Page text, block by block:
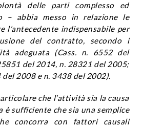
delle parti complesso ed
– abbia messo in relazione le
l’antecedente indispensabile per
del contratto, secondo i
adeguata (Cass. n. 6552 del
del 2014, n. 28321 del 2005;
del 2008 e n. 3438 del 2002).
che l’attività sia la causa
è sufficiente che sia una semplice
concorra con fattori causali